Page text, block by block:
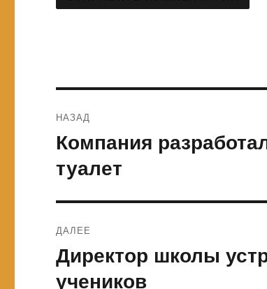
по
записям
НАЗАД
Предыдущая
Компания
туалет
ДАЛЕЕ
Следующая
запись:
Директор школы
учеников